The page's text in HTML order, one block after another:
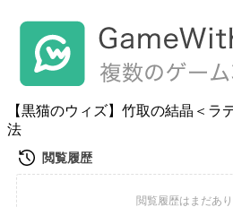
【黒猫のウィズ】竹取の結晶＜ラ
法